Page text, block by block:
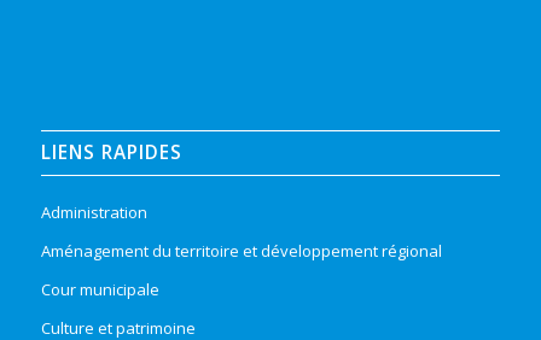
LIENS RAPIDES
Administration
Aménagement du territoire et développement régional
Cour municipale
Culture et patrimoine